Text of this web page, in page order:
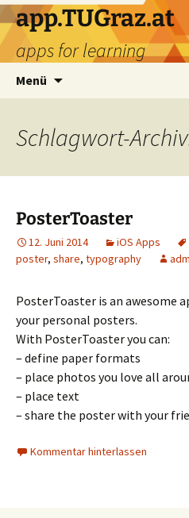
Zum
Inhalt
springen
app.TUGraz.at
apps for learning
Menü
Schlagwort-
PosterToaster
12. Juni 2014 iOS Apps
poster, share, typography
PosterToaster is an awesome
your personal posters.
With PosterToaster you can:
– define paper formats
– place photos you love all
– place text
– share the poster with your
Kommentar hinterlassen